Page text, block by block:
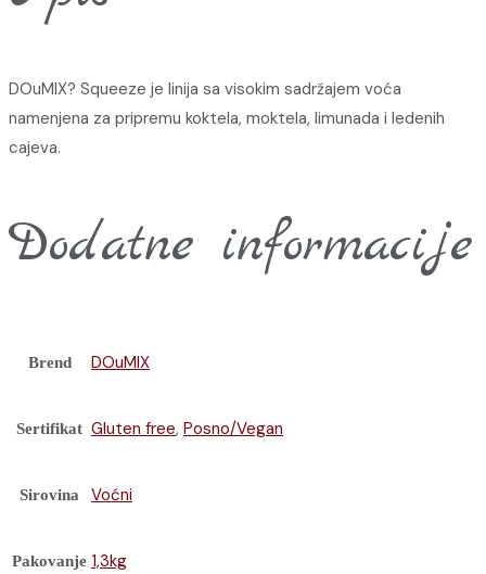
DOuMIX? Squeeze je linija sa visokim sadržajem voća
namenjena za pripremu koktela, moktela, limunada i ledenih
cajeva.
Dodatne informacije
Brend DOuMIX
Sertifikat Gluten free, Posno/Vegan
Sirovina Voćni
Pakovanje 1,3kg